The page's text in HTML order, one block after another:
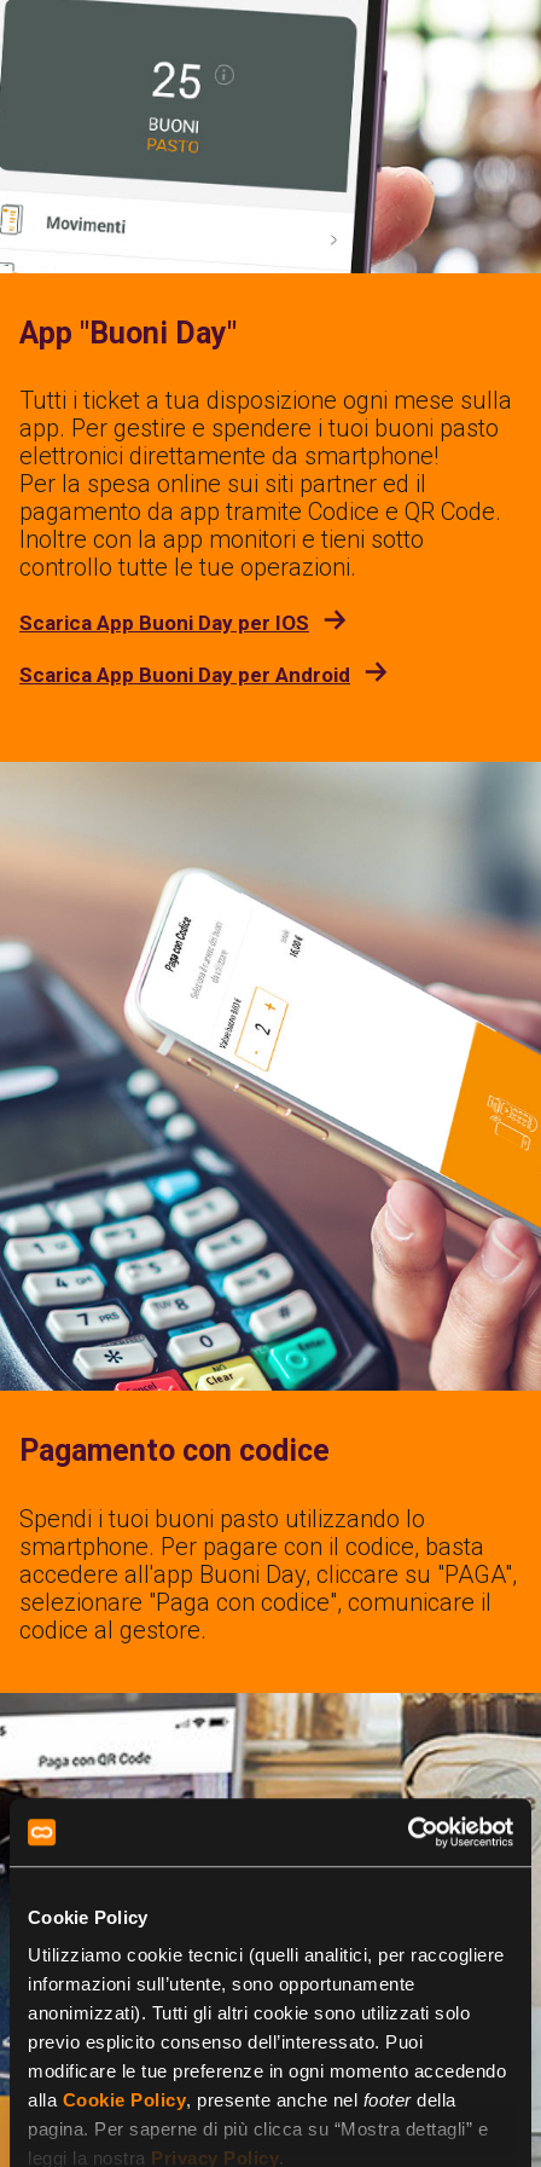
Cookie Policy
Utilizziamo cookie tecnici (quelli analitici, per raccogliere
informazioni sull’utente, sono opportunamente
anonimizzati). Tutti gli altri cookie sono utilizzati solo
previo esplicito consenso dell’interessato. Puoi
modificare le tue preferenze in ogni momento accedendo
alla Cookie Policy, presente anche nel footerdella
pagina. Per saperne di più clicca su “Mostra dettagli” e
leggi la nostra Privacy Policy.
App "Buoni Day"
Tutti i ticket a tua disposizione ogni mese sulla
app. Per gestire e spendere i tuoi buoni pasto
elettronici direttamente da smartphone!
Per la spesa online sui siti partner ed il
pagamento da app tramite Codice e QR Code.
Inoltre con la app monitori e tieni sotto
controllo tutte le tue operazioni.
Scarica App Buoni Day per IOS
Scarica App Buoni Day per Android
Pagamento con codice
Spendi i tuoi buoni pasto utilizzando lo
smartphone. Per pagare con il codice, basta
accedere all'app Buoni Day, cliccare su "PAGA",
selezionare "Paga con codice", comunicare il
codice al gestore.